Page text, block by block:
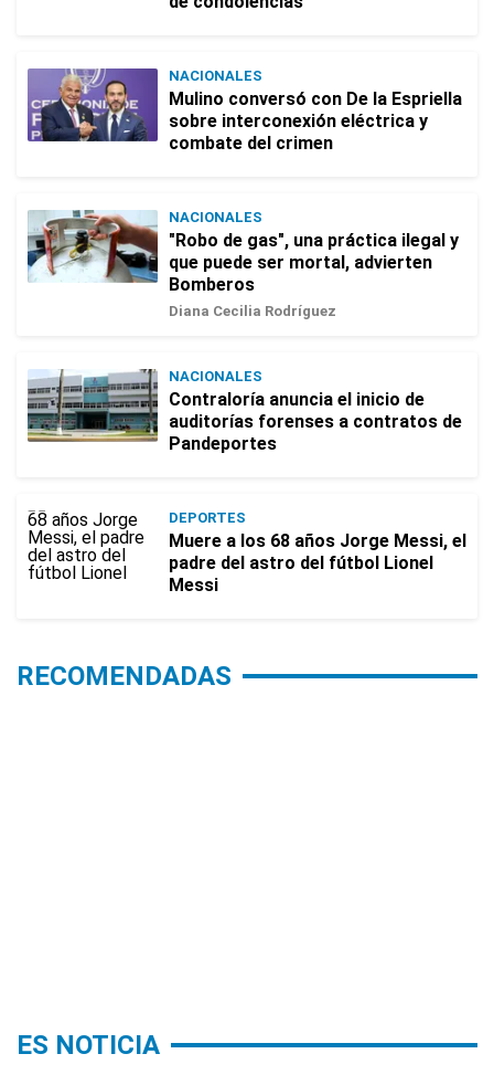
NACIONALES
Mulino conversó con De la Espriella
sobre interconexión eléctrica y
combate del crimen
NACIONALES
"Robo de gas", una práctica ilegal y
que puede ser mortal, advierten
Bomberos
Diana Cecilia Rodríguez
NACIONALES
Contraloría anuncia el inicio de
auditorías forenses a contratos de
Pandeportes
DEPORTES
Muere a los 68 años Jorge Messi, el
padre del astro del fútbol Lionel
Messi
RECOMENDADAS
ES NOTICIA